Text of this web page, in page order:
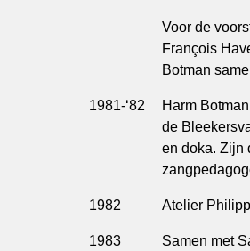
Voor de
François
Botman
1981-‘82
Harm
de
en doka. Zijn
1982 Atelier
1983
Samen met